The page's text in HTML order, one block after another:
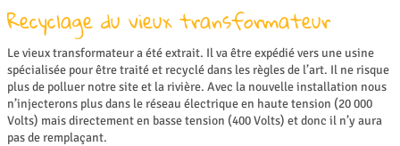
Recyclage du vieux transformateur
Le vieux transformateur a été extrait. Il va être expédié vers une usine
spécialisée pour être traité et recyclé dans les règles de l’art. Il ne risque
plus de polluer notre site et la rivière. Avec la nouvelle installation nous
n’injecterons plus dans le réseau électrique en haute tension (20 000
Volts) mais directement en basse tension (400 Volts) et donc il n’y aura
pas de remplaçant.